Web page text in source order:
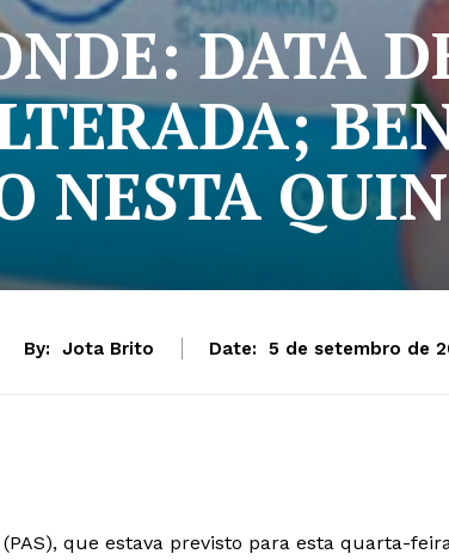
DATA
NESTA
By: Jota Brito Date: 5 de setembro de
que estava previsto para esta quarta-